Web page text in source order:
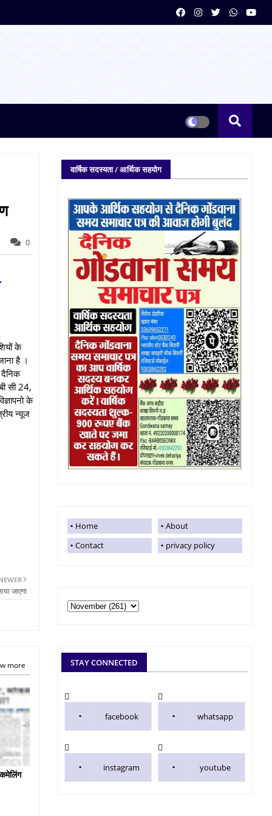
0
के
है ।
सी 24,
के
न्यूज
जाएगा
more
वार्षिक सदस्यता / आर्थिक सहयोग
Home
About
Contact
privacy policy
STAY CONNECTED
facebook whatsapp
instagram youtube